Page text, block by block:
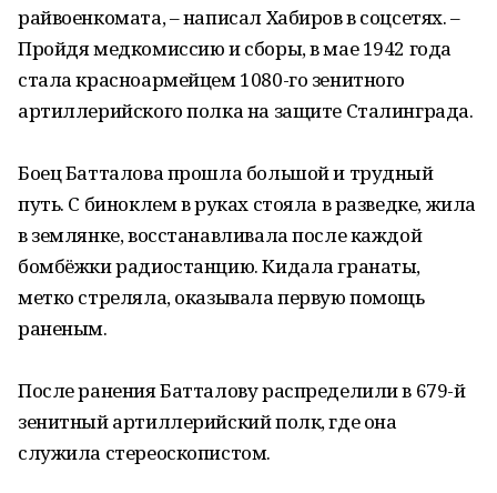
райвоенкомата, – написал Хабиров в соцсетях. –
Пройдя медкомиссию и сборы, в мае 1942 года
стала красноармейцем 1080-го зенитного
артиллерийского полка на защите Сталинграда.
Боец Батталова прошла большой и трудный
путь. С биноклем в руках стояла в разведке, жила
в землянке, восстанавливала после каждой
бомбёжки радиостанцию. Кидала гранаты,
метко стреляла, оказывала первую помощь
раненым.
После ранения Батталову распределили в 679-й
зенитный артиллерийский полк, где она
служила стереоскопистом.